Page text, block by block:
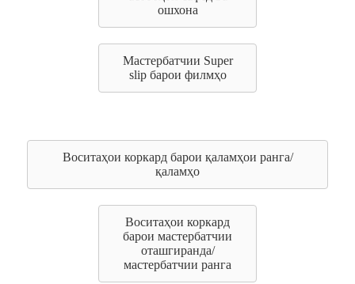
ошхона
Мастербатчии Super
slip барои филмҳо
Воситаҳои коркард барои қаламҳои ранга/
қаламҳо
Воситаҳои коркард
барои мастербатчии
оташгиранда/
мастербатчии ранга